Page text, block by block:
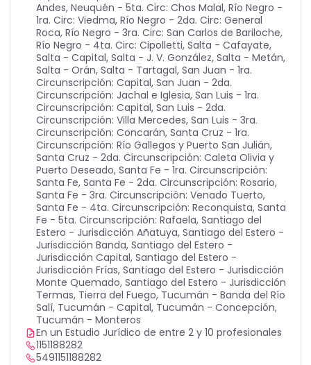
Andes, Neuquén - 5ta. Circ: Chos Malal, Río Negro -
1ra. Circ: Viedma, Río Negro - 2da. Circ: General
Roca, Río Negro - 3ra. Circ: San Carlos de Bariloche,
Río Negro - 4ta. Circ: Cipolletti, Salta - Cafayate,
Salta - Capital, Salta - J. V. González, Salta - Metán,
Salta - Orán, Salta - Tartagal, San Juan - 1ra.
Circunscripción: Capital, San Juan - 2da.
Circunscripción: Jachal e Iglesia, San Luis - 1ra.
Circunscripción: Capital, San Luis - 2da.
Circunscripción: Villa Mercedes, San Luis - 3ra.
Circunscripción: Concarán, Santa Cruz - 1ra.
Circunscripción: Río Gallegos y Puerto San Julián,
Santa Cruz - 2da. Circunscripción: Caleta Olivia y
Puerto Deseado, Santa Fe - 1ra. Circunscripción:
Santa Fe, Santa Fe - 2da. Circunscripción: Rosario,
Santa Fe - 3ra. Circunscripción: Venado Tuerto,
Santa Fe - 4ta. Circunscripción: Reconquista, Santa
Fe - 5ta. Circunscripción: Rafaela, Santiago del
Estero - Jurisdicción Añatuya, Santiago del Estero -
Jurisdicción Banda, Santiago del Estero -
Jurisdicción Capital, Santiago del Estero -
Jurisdicción Frías, Santiago del Estero - Jurisdicción
Monte Quemado, Santiago del Estero - Jurisdicción
Termas, Tierra del Fuego, Tucumán - Banda del Río
Salí, Tucumán - Capital, Tucumán - Concepción,
Tucumán - Monteros
En un Estudio Jurídico de entre 2 y 10 profesionales
1151188282
5491151188282